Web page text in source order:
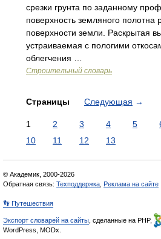
срезки грунта по заданному
поверхность земляного
поверхности земли. Раскрытая
устраиваемая с пологими
облегчения …
Строительный словарь
Страницы Следующая →
1 2 3 4 5
10
11 12 13
© Академик, 2000-2026
Обратная связь: Техподдержка Реклама на сайте
👣 Путешествия
Экспорт словарей на сайты , сделанные на PHP,
WordPress, MODx.